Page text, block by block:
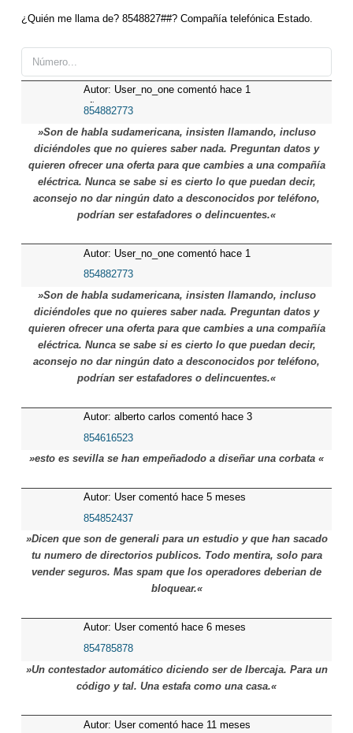
¿Quién me llama de? 8548827##? Compañía telefónica Estado.
Autor: User_no_one comentó hace 1
años
854882773
»Son de habla sudamericana, insisten llamando, incluso
diciéndoles que no quieres saber nada. Preguntan datos y
quieren ofrecer una oferta para que cambies a una compañía
eléctrica. Nunca se sabe si es cierto lo que puedan decir,
aconsejo no dar ningún dato a desconocidos por teléfono,
podrían ser estafadores o delincuentes.«
Autor: User_no_one comentó hace 1
años
854882773
»Son de habla sudamericana, insisten llamando, incluso
diciéndoles que no quieres saber nada. Preguntan datos y
quieren ofrecer una oferta para que cambies a una compañía
eléctrica. Nunca se sabe si es cierto lo que puedan decir,
aconsejo no dar ningún dato a desconocidos por teléfono,
podrían ser estafadores o delincuentes.«
Autor: alberto carlos comentó hace 3
meses
854616523
»esto es sevilla se han empeñadodo a diseñar una corbata «
Autor: User comentó hace 5 meses
854852437
»Dicen que son de generali para un estudio y que han sacado
tu numero de directorios publicos. Todo mentira, solo para
vender seguros. Mas spam que los operadores deberian de
bloquear.«
Autor: User comentó hace 6 meses
854785878
»Un contestador automático diciendo ser de Ibercaja. Para un
código y tal. Una estafa como una casa.«
Autor: User comentó hace 11 meses